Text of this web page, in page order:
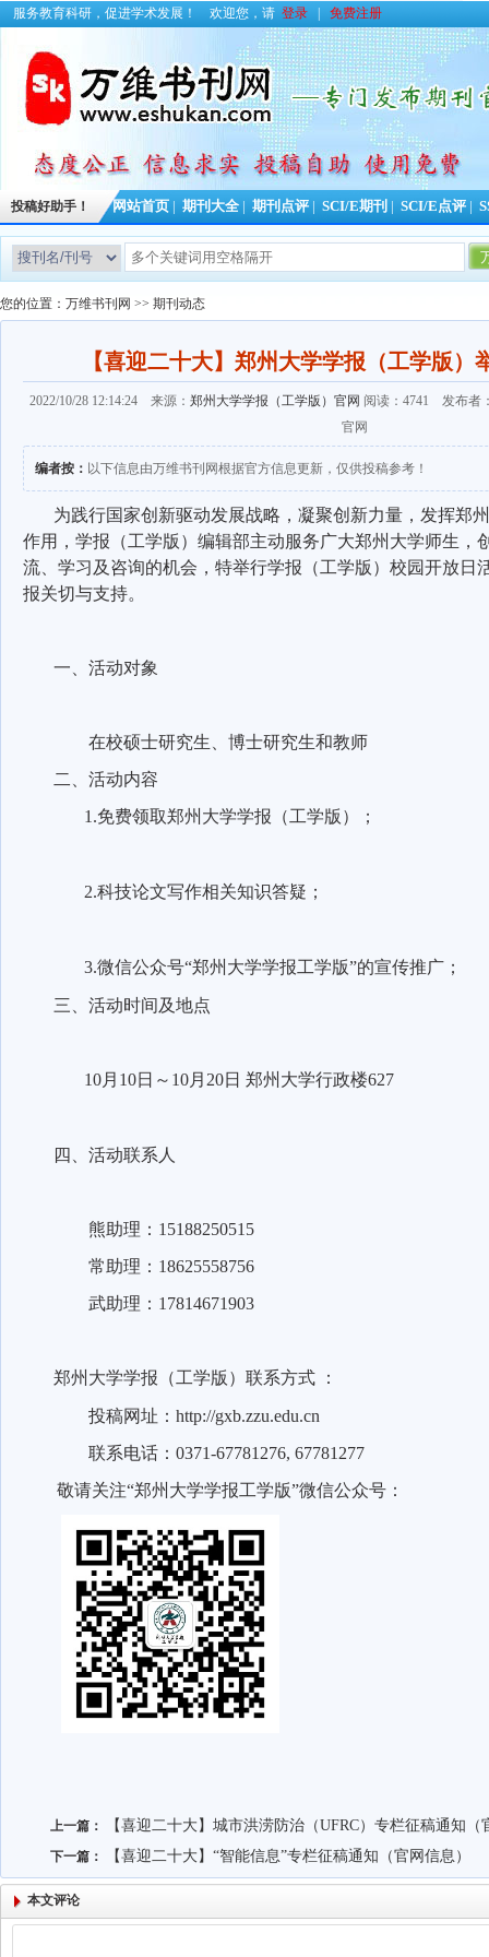
服务教育科研，促进学术发展！ 欢迎您，请 登录 免费注册
投稿好助手！ 网站首页 期刊大全 期刊点评 SCI/E期刊 SCI/E点评
今日更新期刊信息
您的位置： 万维书刊网 >> 期刊动态
【喜迎二十大】郑州大学学报（工学版）
2022/10/28 12:14:24 来源： 郑州大学学报（工学版）官网 阅读：4741 发布者
官网
编者按： 以下信息由万维书刊网根据官方信息更新，仅供投稿参考！
为践行国家创新驱动发展战略，凝聚创新力量，发挥郑
作用，学报（工学版）编辑部主动服务广大郑州大学师生，
流、学习及咨询的机会，特举行学报（工学版）校园开放日
报关切与支持。
一、活动对象
在校硕士研究生、博士研究生和教师
二、活动内容
1.免费领取郑州大学学报（工学版）；
2.科技论文写作相关知识答疑；
3.微信公众号“郑州大学学报工学版”的宣传推广；
三、活动时间及地点
10月 10日～ 10月 20日 郑州大学行政楼627
四、活动联系人
熊助理： 15188250515
常助理： 18625558756
武助理： 17814671903
郑州大学学报（工学版）联系方式 ：
投稿网址： http://gxb.zzu.edu.cn
联系电话： 0371-67781276, 67781277
敬请关注“郑州大学学报工学版”微信公众号：
上一篇： 【喜迎二十大】城市洪涝防治（UFRC）专栏征稿通知（
下一篇： 【喜迎二十大】“智能信息”专栏征稿通知（官网信息）
本文评论